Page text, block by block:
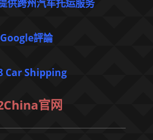
供跨州汽车托运服务
評論
Car Shipping
官网